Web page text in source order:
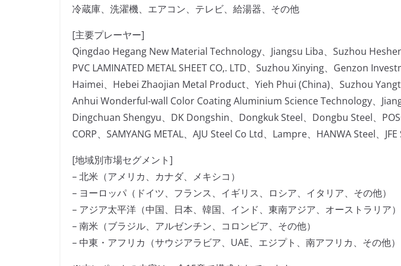
冷蔵庫、洗濯機、エアコン、テレビ、給湯器、その他
[主要プレーヤー]
Qingdao Hegang New Material Technology、Jiangsu Liba、Suzhou
PVC LAMINATED METAL SHEET CO,. LTD、Suzhou Xinying、Genzon
Haimei、Hebei Zhaojian Metal Product、Yieh Phui (China)、Suzhou
Anhui Wonderful-wall Color Coating Aluminium Science Technology、
Dingchuan Shengyu、DK Dongshin、Dongkuk Steel、Dongbu Steel、
CORP、SAMYANG METAL、AJU Steel Co Ltd、Lampre、HANWA Steel、
[地域別市場セグメント]
– 北米（アメリカ、カナダ、メキシコ）
– ヨーロッパ（ドイツ、フランス、イギリス、ロシア、イタリア、その他）
– アジア太平洋（中国、日本、韓国、インド、東南アジア、オーストラリア）
– 南米（ブラジル、アルゼンチン、コロンビア、その他）
– 中東・アフリカ（サウジアラビア、UAE、エジプト、南アフリカ、その他）